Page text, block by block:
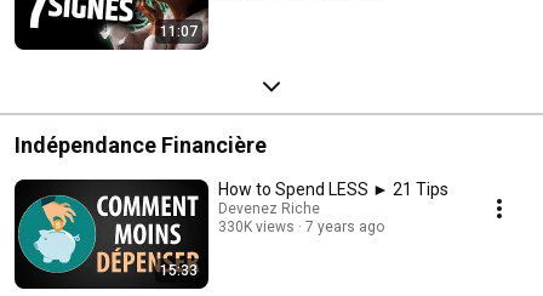
11:07
Indépendance Financière
15:33
How to Spend LESS ► 21 Tips
Devenez Riche
330K views
7 years ago